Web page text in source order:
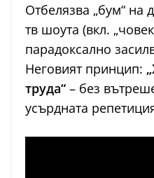
Отбелязва „бум“ на
тв шоута (вкл.
парадоксално
Неговият принцип:
труда“ – без
усърдната